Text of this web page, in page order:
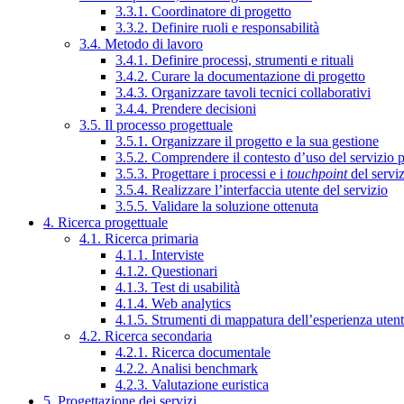
3.3.1. Coordinatore di progetto
3.3.2. Definire ruoli e responsabilità
3.4. Metodo di lavoro
3.4.1. Definire processi, strumenti e rituali
3.4.2. Curare la documentazione di progetto
3.4.3. Organizzare tavoli tecnici collaborativi
3.4.4. Prendere decisioni
3.5. Il processo progettuale
3.5.1. Organizzare il progetto e la sua gestione
3.5.2. Comprendere il contesto d’uso del servizio
3.5.3. Progettare i processi e i touchpointdel
3.5.4. Realizzare l’interfaccia utente del servizio
3.5.5. Validare la soluzione ottenuta
4. Ricerca progettuale
4.1. Ricerca primaria
4.1.1. Interviste
4.1.2. Questionari
4.1.3. Test di usabilità
4.1.4. Web analytics
4.1.5. Strumenti di mappatura dell’esperienza
4.2. Ricerca secondaria
4.2.1. Ricerca documentale
4.2.2. Analisi benchmark
4.2.3. Valutazione euristica
5. Progettazione dei servizi